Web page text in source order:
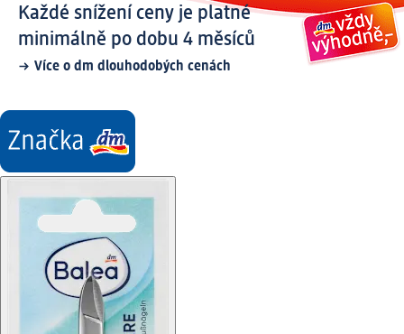
Každé snížení ceny je platné
minimálně po dobu 4 měsíců
Více o dm dlouhodobých cenách